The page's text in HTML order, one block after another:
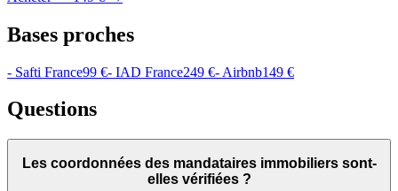
Bases proches
- Safti France99 €- IAD France249 €- Airbnb149 €
Questions
Les coordonnées des mandataires immobiliers sont-
elles vérifiées ?